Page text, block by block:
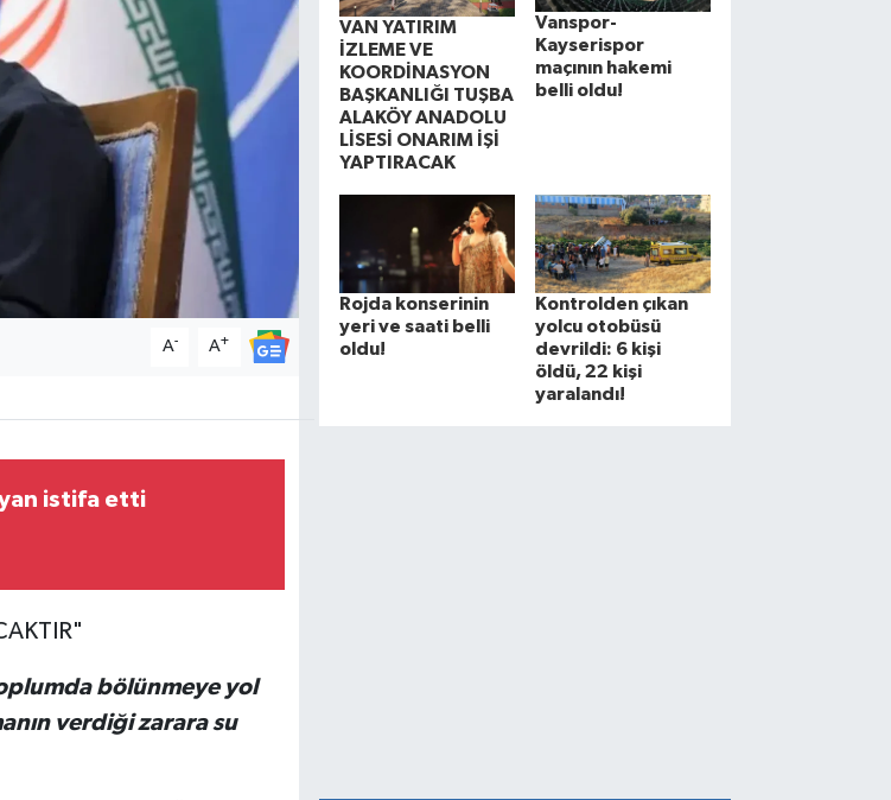
A- A+
istifa etti
bölünmeye yol
verdiği zarara su
VAN YATIRIM
İZLEME VE
KOORDİNASYON
BAŞKANLIĞI TUŞBA
ALAKÖY ANADOLU
LİSESİ ONARIM İŞİ
YAPTIRACAK
Vanspor-
Kayserispor
maçının hakemi
belli oldu!
Rojda konserinin
yeri ve saati belli
oldu!
Kontrolden çıkan
yolcu otobüsü
devrildi: 6 kişi
öldü, 22 kişi
yaralandı!